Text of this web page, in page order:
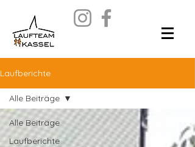
Laufberichte
Alle Beiträge
Laufberichte
Alle Beiträge